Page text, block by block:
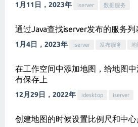
1月11日，2023年 iserver 数据服务
通过Java查找iserver发布的服务列
1月4日，2023年 iserver 发布服务 地
在工作空间中添加地图，给地图
有保存上
12月29日，2022年 idesktop iserver
创建地图的时候设置比例尺和中心